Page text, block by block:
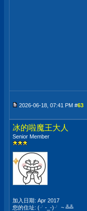
2026-06-18, 07:41 PM #63
冰的啦魔王大人
Senior Member
加入日期: Apr 2017
您的住址: (╯-_-)╯ ~ ╩╩